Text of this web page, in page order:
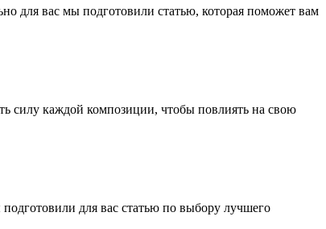
для вас мы подготовили статью, которая поможет вам
силу каждой композиции, чтобы повлиять на свою
для вас статью по выбору лучшего